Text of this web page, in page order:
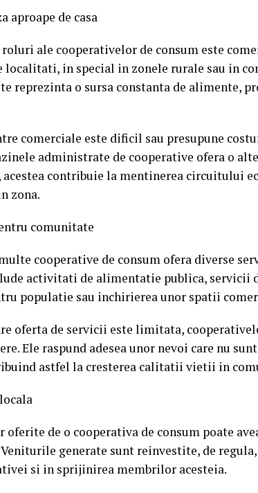
aproape de casa
ale cooperativelor de consum este
localitati, in special in zonele rurale sau in
reprezinta o sursa constanta de alimente,
comerciale este dificil sau presupune
administrate de cooperative ofera o
acestea contribuie la mentinerea circuitului
zona.
comunitate
cooperative de consum ofera diverse
activitati de alimentatie publica, servicii
populatie sau inchirierea unor spatii
oferta de servicii este limitata,
Ele raspund adesea unor nevoi care nu
astfel la cresterea calitatii vietii in
de o cooperativa de consum poate
generate sunt reinvestite, de
si in sprijinirea membrilor acesteia.